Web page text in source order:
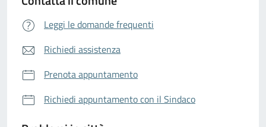
Leggi le domande frequenti
Richiedi assistenza
Prenota appuntamento
Richiedi appuntamento con il Sindaco